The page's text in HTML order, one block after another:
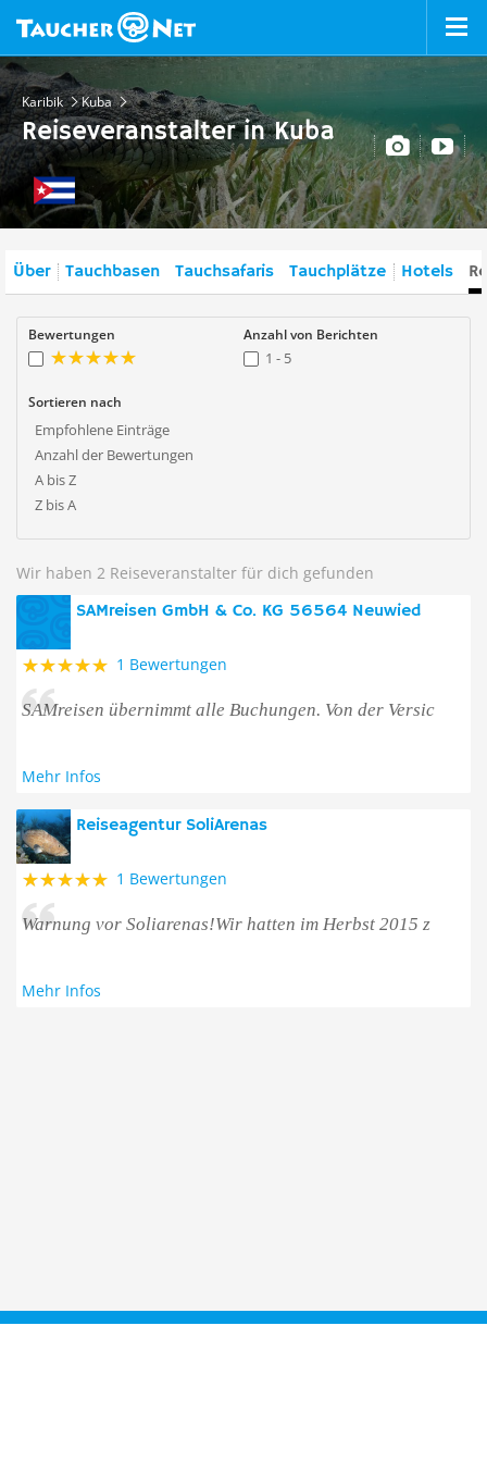
Karibik Kuba
Reiseveranstalter in Kuba
Über Tauchbasen Tauchsafaris Tauchplätze Hotels
Bewertungen Anzahl von Berichten
1 - 5
Sortieren nach
Empfohlene Einträge
Anzahl der Bewertungen
A bis Z
Z bis A
Wir haben 2 Reiseveranstalter für dich gefunden
SAMreisen GmbH & Co. KG 56564 Neuwied
1 Bewertungen
SAMreisen übernimmt alle Buchungen. Von der Versic
Mehr Infos
Reiseagentur SoliArenas
1 Bewertungen
Warnung vor Soliarenas!Wir hatten im Herbst 2015 z
Mehr Infos